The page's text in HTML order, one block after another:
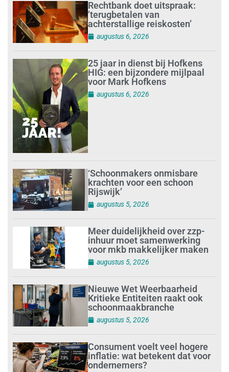
Rechtbank doet uitspraak:
’terugbetalen van
achterstallige reiskosten’
augustus 6, 2026
25 jaar in dienst bij Hofkens
HIG: een bijzondere mijlpaal
voor Mark Hofkens
augustus 6, 2026
‘Schoonmakers onmisbare
krachten voor een schoon
Rijswijk’
augustus 5, 2026
Meer duidelijkheid over zzp-
inhuur moet samenwerking
voor mkb makkelijker maken
augustus 5, 2026
Nieuwe Wet Weerbaarheid
Kritieke Entiteiten raakt ook
schoonmaakbranche
augustus 5, 2026
Consument voelt veel hogere
inflatie: wat betekent dat voor
ondernemers?